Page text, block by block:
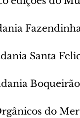
Santa
do